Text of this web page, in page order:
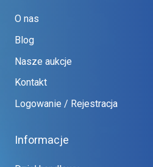
O nas
Blog
Nasze aukcje
Kontakt
Logowanie / Rejestracja
Informacje